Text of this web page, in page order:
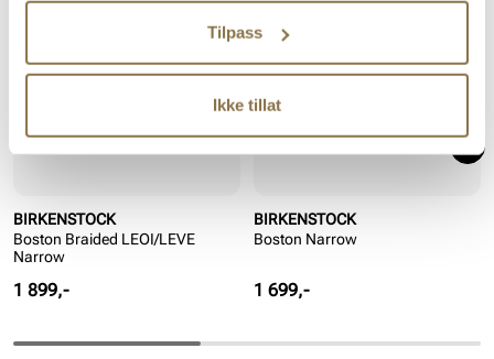
Tilpass
Ikke tillat
BIRKENSTOCK
Boston Braided LEOI/LEVE
Narrow
Pris
1 899,-
BIRKENSTOCK
Boston Narrow
Pris
1 699,-